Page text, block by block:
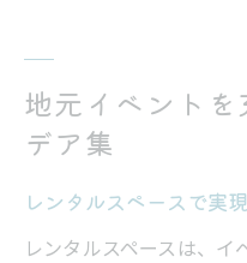
地元イベントを
デア集
レンタルスペースで実
レンタルスペースは、